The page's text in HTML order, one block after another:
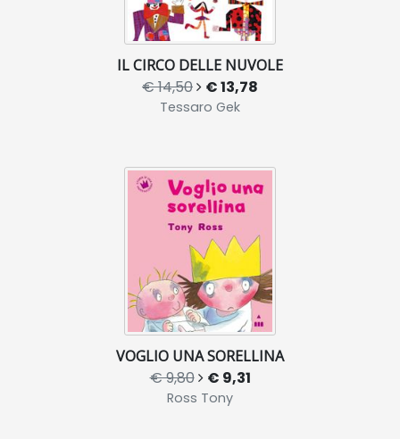
IL CIRCO DELLE NUVOLE
€ 14,50 € 13,78
Tessaro Gek
VOGLIO UNA SORELLINA
€ 9,80 € 9,31
Ross Tony